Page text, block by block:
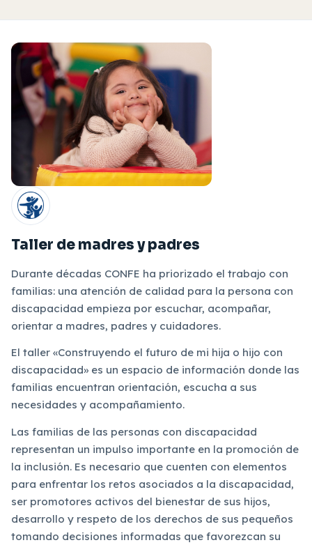
Taller de madres y padres
Durante décadas CONFE ha priorizado el trabajo con
familias: una atención de calidad para la persona con
discapacidad empieza por escuchar, acompañar,
orientar a madres, padres y cuidadores.
El taller «Construyendo el futuro de mi hija o hijo con
discapacidad» es un espacio de información donde las
familias encuentran orientación, escucha a sus
necesidades y acompañamiento.
Las familias de las personas con discapacidad
representan un impulso importante en la promoción de
la inclusión. Es necesario que cuenten con elementos
para enfrentar los retos asociados a la discapacidad,
ser promotores activos del bienestar de sus hijos,
desarrollo y respeto de los derechos de sus pequeños
tomando decisiones informadas que favorezcan su